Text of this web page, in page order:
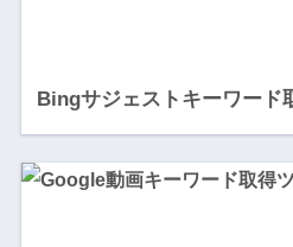
Bingサジェストキーワード